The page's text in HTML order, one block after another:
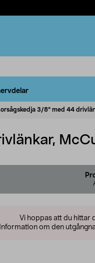
3/8" med 44
Vi hoppas att du hittar
Information om den